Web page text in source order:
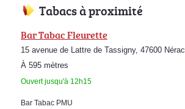
Tabacs à proximité
Bar Tabac Fleurette
15 avenue de Lattre de Tassigny, 47600 Nérac
À 595 mètres
Ouvert jusqu'à 12h15
Bar Tabac PMU